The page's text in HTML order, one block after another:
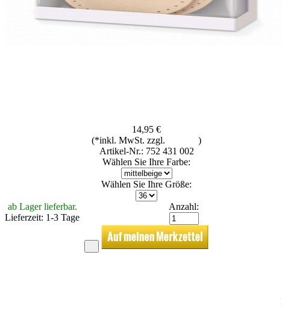
14,95 €
(*inkl. MwSt. zzgl.
)
Artikel-Nr.: 752 431 002
Wählen Sie Ihre Farbe:
Wählen Sie Ihre Größe:
ab Lager lieferbar.
Lieferzeit: 1-3 Tage
Anzahl: